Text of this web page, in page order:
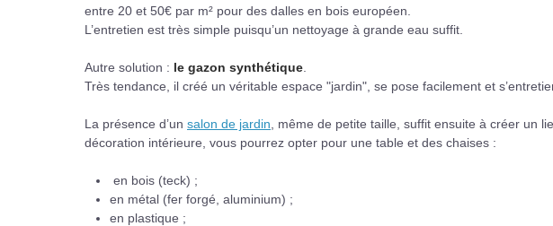
entre 20 et 50€ par m² pour des dalles en bois européen.
L’entretien est très simple puisqu’un nettoyage à grande eau suffit.
Autre solution : le gazon synthétique
Très tendance, il créé un véritable espace "jardin", se pose facilement et
La présence d’un salon de jardin , même de petite taille, suffit ensuite à créer un
décoration intérieure, vous pourrez opter pour une table et des chaises :
en bois (teck) ;
en métal (fer forgé, aluminium) ;
en plastique ;